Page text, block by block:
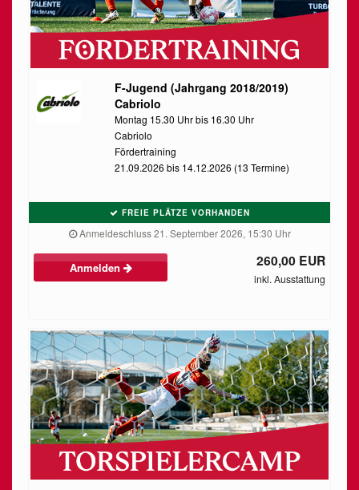
F-Jugend (Jahrgang 2018/2019)
Cabriolo
Montag 15.30 Uhr bis 16.30 Uhr
Cabriolo
Fördertraining
21.09.2026 bis 14.12.2026 (13 Termine)
FREIE PLÄTZE VORHANDEN
Anmeldeschluss 21. September 2026, 15:30 Uhr
Anmelden 260,00 EUR
inkl. Ausstattung